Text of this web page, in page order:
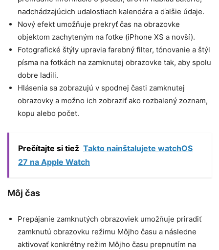
nadchádzajúcich udalostiach kalendára a ďalšie údaje.
Nový efekt umožňuje prekryť čas na obrazovke
objektom zachyteným na fotke (iPhone XS a novší).
Fotografické štýly upravia farebný filter, tónovanie a štýl
písma na fotkách na zamknutej obrazovke tak, aby spolu
dobre ladili.
Hlásenia sa zobrazujú v spodnej časti zamknutej
obrazovky a možno ich zobraziť ako rozbalený zoznam,
kopu alebo počet.
Prečítajte si tiež Takto nainštalujete watchOS
27 na Apple Watch
Môj čas
Prepájanie zamknutých obrazoviek umožňuje priradiť
zamknutú obrazovku režimu Môjho času a následne
aktivovať konkrétny režim Môjho času prepnutím na